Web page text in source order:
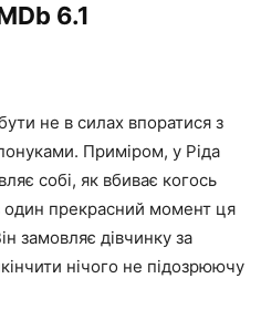
6.1
не в силах впоратися з
Приміром, у Ріда
собі, як вбиває когось
один прекрасний момент ця
замовляє дівчинку за
нічого не підозрюючу